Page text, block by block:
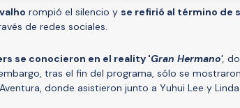
rompió el silencio y se refirió al término de
de redes sociales.
se conocieron en el reality 'Gran Hermano',
tras el fin del programa, sólo se
donde asistieron junto a Yuhui Lee y